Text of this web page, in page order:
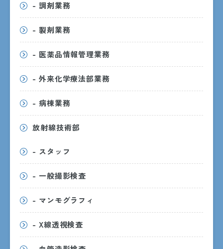
- 調剤業務
- 製剤業務
- 医薬品情報管理業務
- 外来化学療法部業務
- 病棟業務
放射線技術部
- スタッフ
- 一般撮影検査
- マンモグラフィ
- X線透視検査
〒890-8760 鹿児島市上荒田町37番1号
交通アクセス